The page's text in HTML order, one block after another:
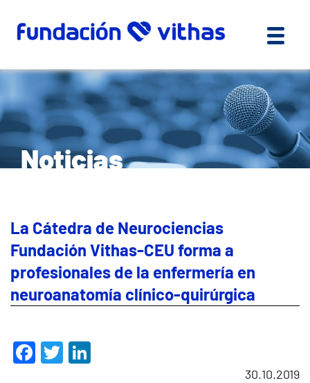
Noticias
La Cátedra de Neurociencias
Fundación Vithas-CEU forma a
profesionales de la enfermería en
neuroanatomía clínico-quirúrgica
Facebook
Twitter
30.10.2019